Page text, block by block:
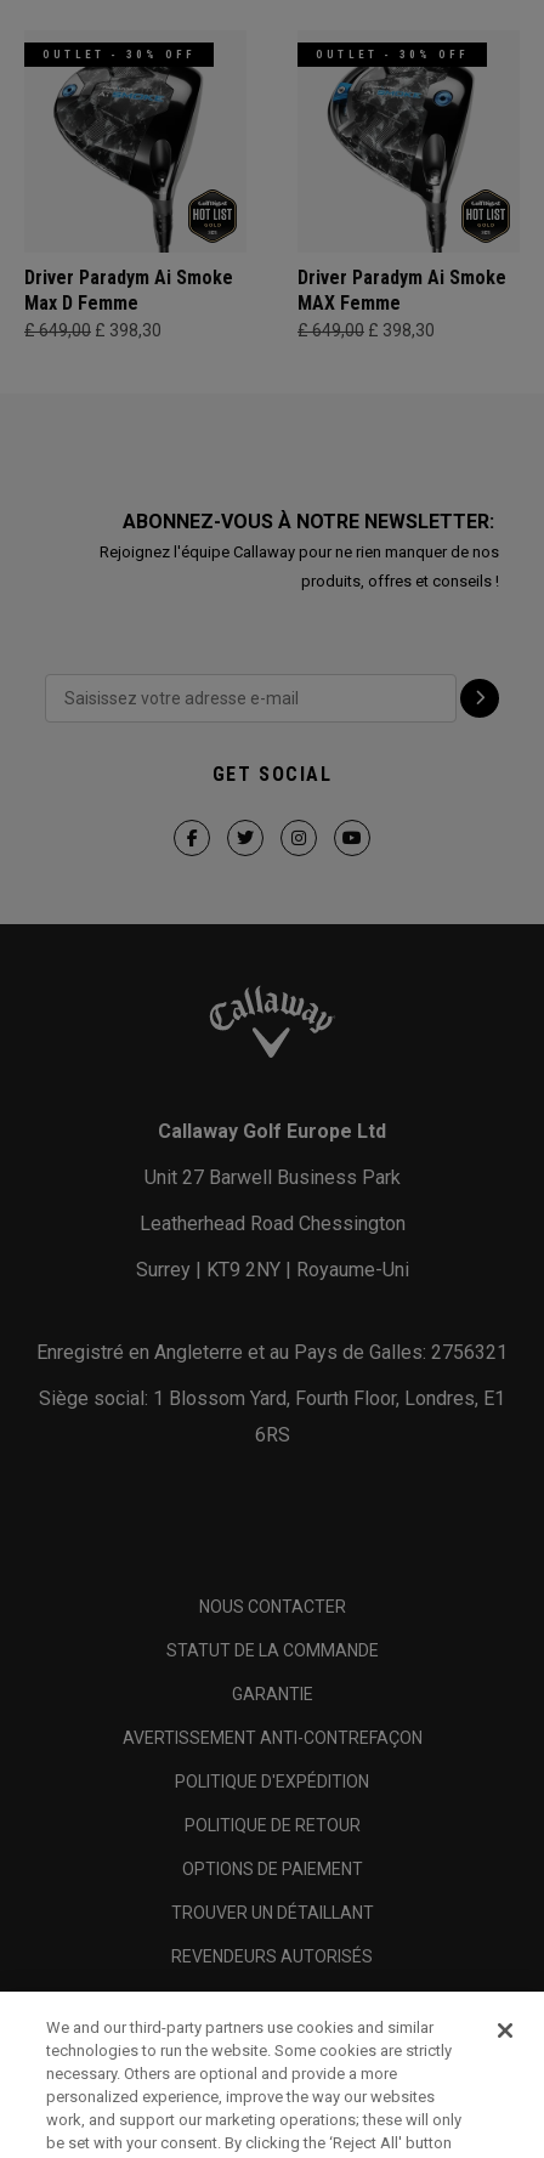
OUTLET - 30% OFF
Driver Paradym Ai Smoke
Max D Femme
£ 649,00 £ 398,30
OUTLET - 30% OFF
Driver Paradym Ai Smoke
MAX Femme
£ 649,00 £ 398,30
ABONNEZ-VOUS À NOTRE NEWSLETTER:
Rejoignez l'équipe Callaway pour ne rien manquer de nos
produits, offres et conseils !
GET SOCIAL
Callaway Golf Europe Ltd
Unit 27 Barwell Business Park
Leatherhead Road Chessington
Surrey | KT9 2NY | Royaume-Uni
Enregistré en Angleterre et au Pays de Galles: 2756321
Siège social: 1 Blossom Yard, Fourth Floor, Londres, E1
6RS
NOUS CONTACTER
STATUT DE LA COMMANDE
GARANTIE
AVERTISSEMENT ANTI-CONTREFAÇON
POLITIQUE D'EXPÉDITION
POLITIQUE DE RETOUR
OPTIONS DE PAIEMENT
TROUVER UN DÉTAILLANT
REVENDEURS AUTORISÉS
A PROPOS
MENTIONS LÉGALES
We and our third-party partners use cookies and similar
technologies to run the website. Some cookies are strictly
necessary. Others are optional and provide a more
personalized experience, improve the way our websites
work, and support our marketing operations; these will only
be set with your consent. By clicking the ‘Reject All' button